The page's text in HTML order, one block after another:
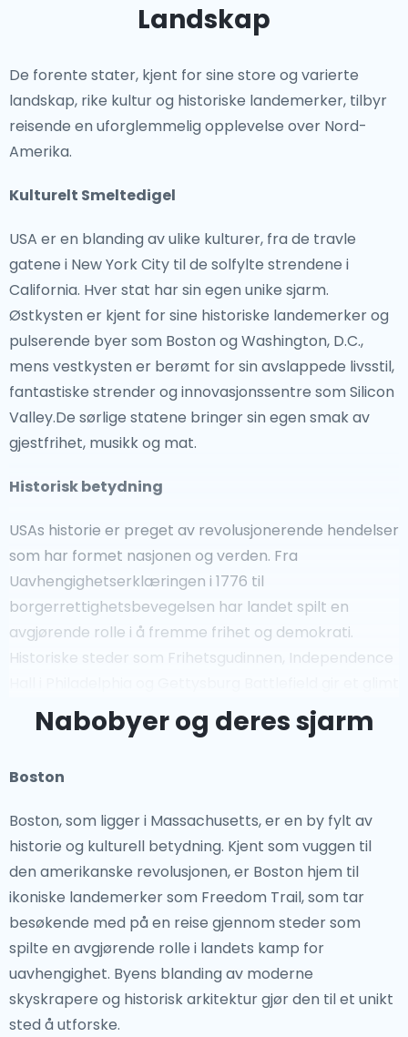
Landskap
De forente stater, kjent for sine store og varierte
landskap, rike kultur og historiske landemerker, tilbyr
reisende en uforglemmelig opplevelse over Nord-
Amerika.
Kulturelt Smeltedigel
USA er en blanding av ulike kulturer, fra de travle
gatene i New York City til de solfylte strendene i
California. Hver stat har sin egen unike sjarm.
Østkysten er kjent for sine historiske landemerker og
pulserende byer som Boston og Washington, D.C.,
mens vestkysten er berømt for sin avslappede livsstil,
fantastiske strender og innovasjonssentre som Silicon
Valley.De sørlige statene bringer sin egen smak av
gjestfrihet, musikk og mat.
Historisk betydning
USAs historie er preget av revolusjonerende hendelser
som har formet nasjonen og verden. Fra
Uavhengighetserklæringen i 1776 til
borgerrettighetsbevegelsen har landet spilt en
avgjørende rolle i å fremme frihet og demokrati.
Historiske steder som Frihetsgudinnen, Independence
inn i nasjonens fortid og dens reise mot likhet og
rettferdighet.
Ikoniske landemerker
Fra skyskraperne i New York City til de naturlige
underverkene i Grand Canyon, er USA hjemsted for
noen av verdens mest berømte landemerker. Golden
Gate-broen i San Francisco, den neonbelyste Las
Vegas Strip og den rolige skjønnheten i Yellowstone
nasjonalpark er bare noen få must-visit spots.
Kunstentusiaster kan nyte verdensklasse museer som
Metropolitan Museum of Art og Smithsonian
Institution.
Nabobyer og deres sjarm
Boston
Boston, som ligger i Massachusetts, er en by fylt av
historie og kulturell betydning. Kjent som vuggen til
den amerikanske revolusjonen, er Boston hjem til
ikoniske landemerker som Freedom Trail, som tar
besøkende med på en reise gjennom steder som
spilte en avgjørende rolle i landets kamp for
uavhengighet. Byens blanding av moderne
skyskrapere og historisk arkitektur gjør den til et unikt
sted å utforske.